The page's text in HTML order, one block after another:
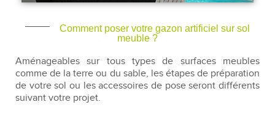
Comment poser votre gazon artificiel sur sol
meuble ?
Aménageables sur tous types de surfaces meubles
comme de la terre ou du sable, les étapes de préparation
de votre sol ou les accessoires de pose seront différents
suivant votre projet.